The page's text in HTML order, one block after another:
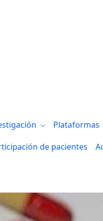
Plataformas
de pacientes